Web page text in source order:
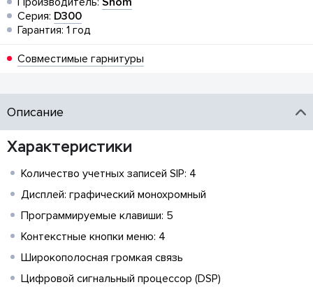
Серия: D300
Гарантия: 1 год
Совместимые гарнитуры
Описание
Характеристики
Количество учетных записей SIP: 4
Дисплей: графический монохромный
Программируемые клавиши: 5
Контекстные кнопки меню: 4
Широкополосная громкая связь
Цифровой сигнальный процессор (DSP)